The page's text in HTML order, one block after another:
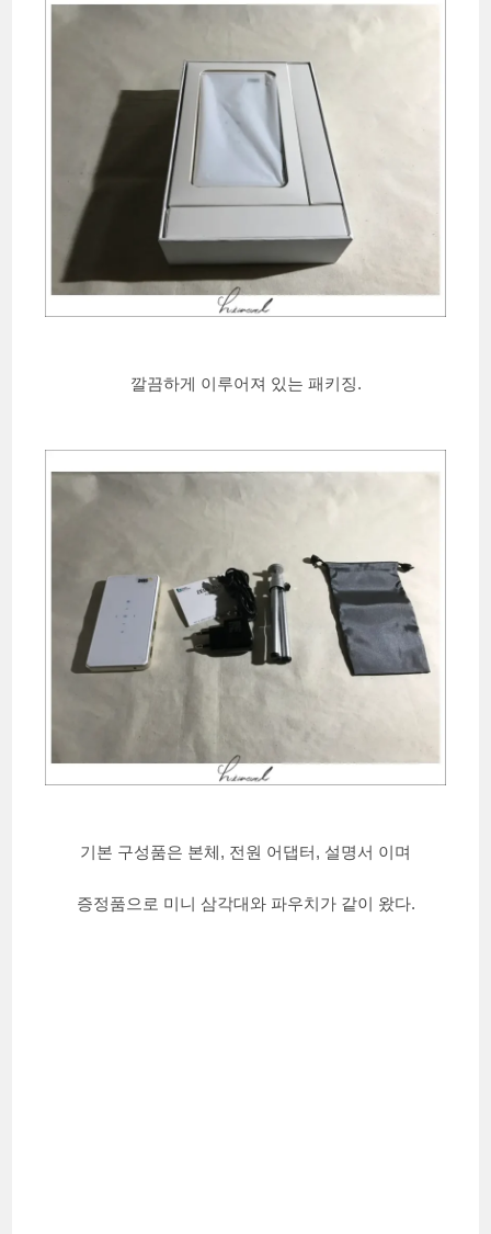
깔끔하게 이루어져 있는 패키징.
기본 구성품은 본체, 전원 어댑터, 설명서 이며
증정품으로 미니 삼각대와 파우치가 같이 왔다.